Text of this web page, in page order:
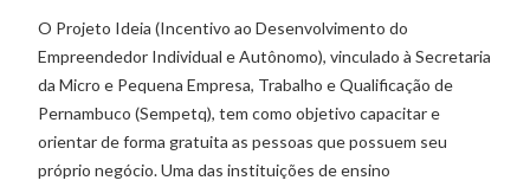
O Projeto Ideia (Incentivo ao Desenvolvimento do
Empreendedor Individual e Autônomo), vinculado à Secretaria
da Micro e Pequena Empresa, Trabalho e Qualificação de
Pernambuco (Sempetq), tem como objetivo capacitar e
orientar de forma gratuita as pessoas que possuem seu
próprio negócio. Uma das instituições de ensino